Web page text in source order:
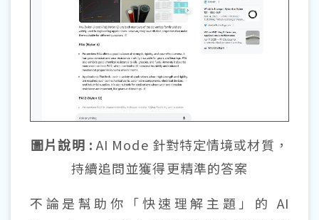
圖片說明 : AI Mode 針對特定情境或材質，
持續追問並獲得更精準的答案
不論是幫助你「快速理解主題」的 AI